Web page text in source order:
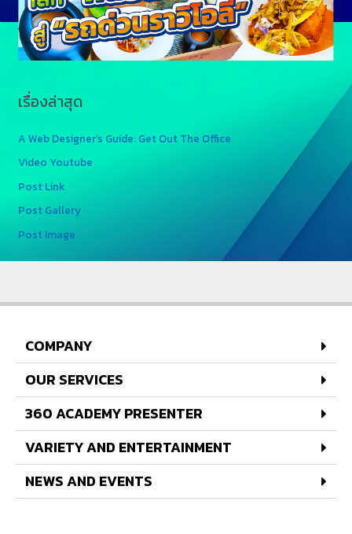
เรื่องล่าสุด
A Web Designer’s Guide: Get Out The Office
Video Youtube
Post Link
Post Gallery
Post Image
COMPANY
OUR SERVICES
360 ACADEMY PRESENTER
VARIETY AND ENTERTAINMENT
NEWS AND EVENTS